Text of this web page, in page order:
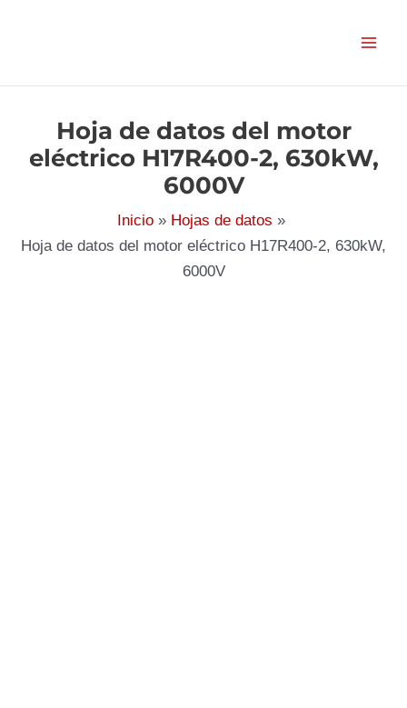
Hoja de datos del motor
eléctrico H17R400-2, 630kW,
6000V
Inicio
Hojas de datos
Hoja de datos del motor eléctrico H17R400-2, 630kW,
6000V